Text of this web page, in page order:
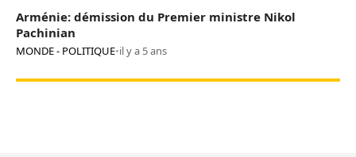
Arménie: démission du Premier ministre Nikol
Pachinian
MONDE - POLITIQUE•il y a 5 ans